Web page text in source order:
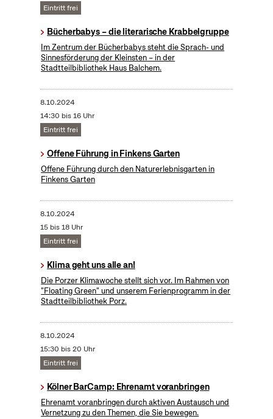
Eintritt frei
Bücherbabys – die literarische Krabbelgruppe
Im Zentrum der Bücherbabys steht die Sprach- und
Sinnesförderung der Kleinsten – in der
Stadtteilbibliothek Haus Balchem.
8.10.2024
14:30 bis 16 Uhr
Eintritt frei
Offene Führung in Finkens Garten
Offene Führung durch den Naturerlebnisgarten in
Finkens Garten
8.10.2024
15 bis 18 Uhr
Eintritt frei
Klima geht uns alle an!
Die Porzer Klimawoche stellt sich vor. Im Rahmen von
"Floating Green" und unserem Ferienprogramm in der
Stadtteilbibliothek Porz.
8.10.2024
15:30 bis 20 Uhr
Eintritt frei
Kölner BarCamp: Ehrenamt voranbringen
Ehrenamt voranbringen durch aktiven Austausch und
Vernetzung zu den Themen, die Sie bewegen.